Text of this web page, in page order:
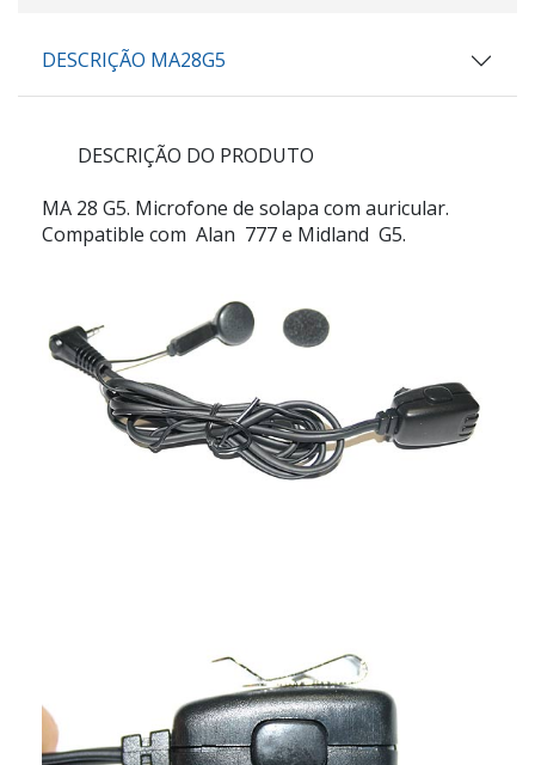
DESCRIÇÃO MA28G5
DESCRIÇÃO DO PRODUTO
MA 28 G5. Microfone de solapa com auricular.
Compatible com Alan 777 e Midland G5.